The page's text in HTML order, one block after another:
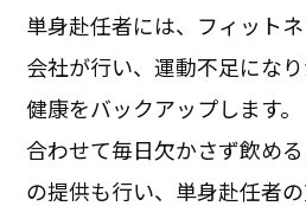
単身赴任者には、フィット
会社が行い、運動不足にな
健康をバックアップします。
合わせて毎日欠かさず飲め
の提供も行い、単身赴任者